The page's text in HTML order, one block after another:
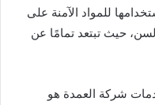
للمواد الآمنة على
حيث تبتعد تمامًا عن
شركة العمدة هو